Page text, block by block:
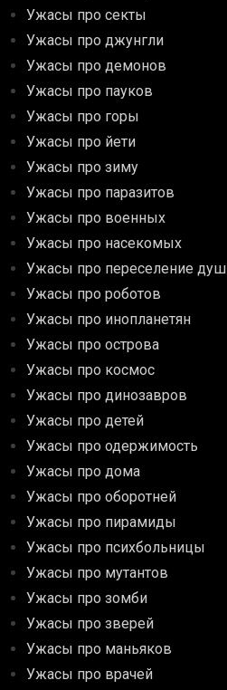
Ужасы про секты
Ужасы про джунгли
Ужасы про демонов
Ужасы про пауков
Ужасы про горы
Ужасы про йети
Ужасы про зиму
Ужасы про паразитов
Ужасы про военных
Ужасы про насекомых
Ужасы про переселение душ
Ужасы про роботов
Ужасы про инопланетян
Ужасы про острова
Ужасы про космос
Ужасы про динозавров
Ужасы про детей
Ужасы про одержимость
Ужасы про дома
Ужасы про оборотней
Ужасы про пирамиды
Ужасы про психбольницы
Ужасы про мутантов
Ужасы про зомби
Ужасы про зверей
Ужасы про маньяков
Ужасы про врачей